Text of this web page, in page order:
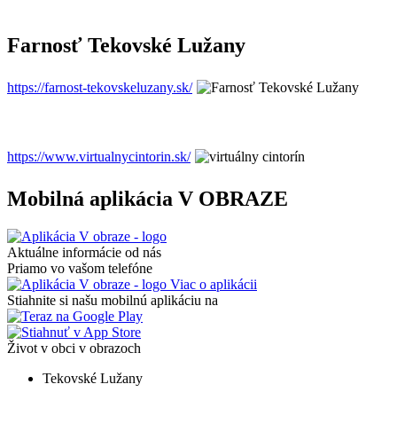
Farnosť Tekovské Lužany
https://farnost-tekovskeluzany.sk/
https://www.virtualnycintorin.sk/
Mobilná aplikácia V OBRAZE
Aktuálne informácie od nás
Priamo vo vašom telefóne
Viac o aplikácii
Stiahnite si našu mobilnú aplikáciu na
Život v obci v obrazoch
Tekovské Lužany